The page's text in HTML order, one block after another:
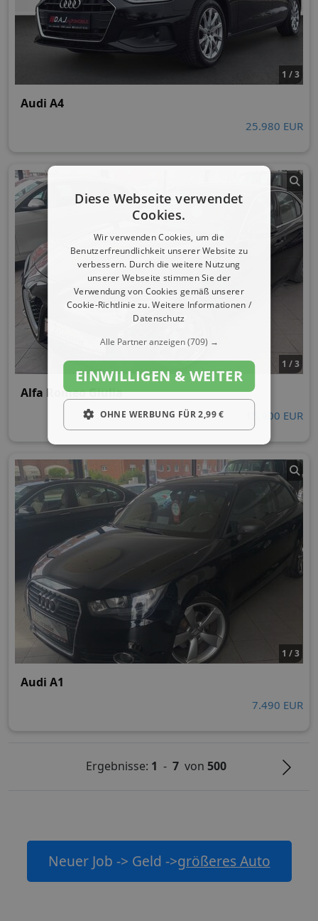
1 / 3
Audi A4
25.980 EUR
1 / 3
Alfa Romeo Giulia
15.900 EUR
1 / 3
Audi A1
7.490 EUR
Ergebnisse: 1 - 7von 500
Neuer Job -> Geld ->größeres Auto
Diese Webseite verwendet
Cookies.
Wir verwenden Cookies, um die
Benutzerfreundlichkeit unserer Website zu
verbessern. Durch die weitere Nutzung
unserer Webseite stimmen Sie der
Verwendung von Cookies gemäß unserer
Cookie-Richtlinie zu.Weitere Informationen /
Datenschutz
Alle Partner anzeigen(709) →
EINWILLIGEN & WEITER
OHNE WERBUNG FÜR 2,99 €